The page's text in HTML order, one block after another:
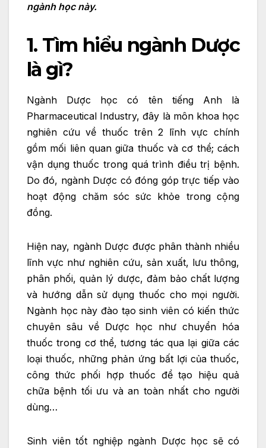
ngành học này.
1. Tìm hiểu ngành Dược
là gì?
Ngành Dược học có tên tiếng Anh là
Pharmaceutical Industry, đây là môn khoa học
nghiên cứu về thuốc trên 2 lĩnh vực chính
gồm mối liên quan giữa thuốc và cơ thể; cách
vận dụng thuốc trong quá trình điều trị bệnh.
Do đó, ngành Dược có đóng góp trực tiếp vào
hoạt động chăm sóc sức khỏe trong cộng
đồng.
Hiện nay, ngành Dược được phân thành nhiều
lĩnh vực như nghiên cứu, sản xuất, lưu thông,
phân phối, quản lý dược, đảm bảo chất lượng
và hướng dẫn sử dụng thuốc cho mọi người.
Ngành học này đào tạo sinh viên có kiến thức
chuyên sâu về Dược học như chuyển hóa
thuốc trong cơ thể, tương tác qua lại giữa các
loại thuốc, những phản ứng bất lợi của thuốc,
công thức phối hợp thuốc để tạo hiệu quả
chữa bệnh tối ưu và an toàn nhất cho người
dùng…
Sinh viên tốt nghiệp ngành Dược học sẽ có